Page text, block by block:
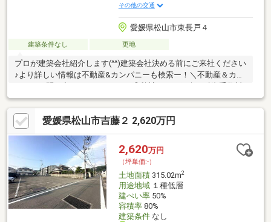
その他の交通
愛媛県松山市東長戸４
建築条件なし 更地
プロが建築会社紹介します(^^)建築会社決める前にご来社ください
♪より詳しい情報は不動産&カンパニーも検索ー！＼不動産＆カン
が半額になる銀行有！◎簡易ホームインスペクションします！◎
追加工事の提案と価格に自信があります！◎金額的に最小限で済
む買い方教えます！◎他社掲載の物件も含んでご案内ツアー可
能！物件を比較できます！◎楽しい！ってよく言われます(^^)/弊
社のHPにも書ききれない情報公開しておりますので、詳しくはそ
ちらもご覧ください
愛媛県松山市吉藤２ 2,620万円
2,620万円
（坪単価:-）
土地面積315.02m2
用途地域１種低層
建ぺい率50%
容積率80%
建築条件なし